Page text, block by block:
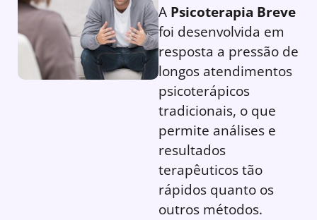
A Psicoterapia Breve
foi desenvolvida em
resposta a pressão de
longos atendimentos
psicoterápicos
tradicionais, o que
permite análises e
resultados
terapêuticos tão
rápidos quanto os
outros métodos.